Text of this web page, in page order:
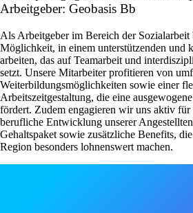
Arbeitgeber: Geobasis Bb
Als Arbeitgeber im Bereich der
Möglichkeit, in einem unterstützenden und
arbeiten, das auf Teamarbeit und
setzt. Unsere Mitarbeiter profitieren von
Weiterbildungsmöglichkeiten sowie einer
Arbeitszeitgestaltung, die eine
fördert. Zudem engagieren wir uns aktiv für
berufliche Entwicklung unserer
Gehaltspaket sowie zusätzliche Benefits,
Region besonders lohnenswert machen.